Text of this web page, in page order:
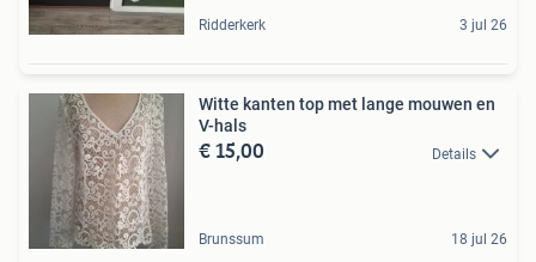
Ridderkerk 3 jul 26
Witte kanten top met lange mouwen en
V-hals
€ 15,00 Details
Brunssum 18 jul 26